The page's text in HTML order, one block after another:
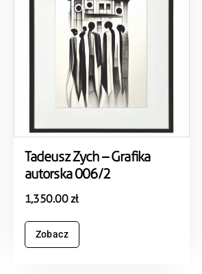
Tadeusz Zych – Grafika
autorska 006/2
1,350.00 zł
Zobacz